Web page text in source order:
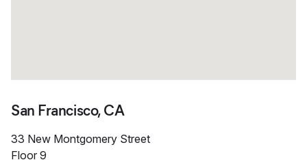
San Francisco, CA
33 New Montgomery Street
Floor 9